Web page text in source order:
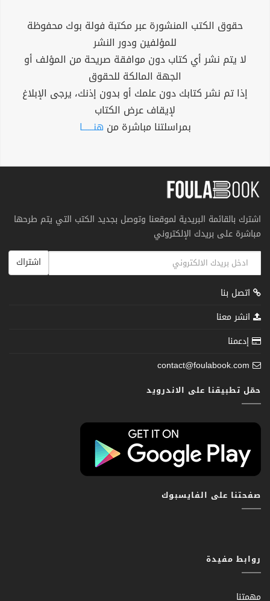
حقوق الكتب المنشورة عبر مكتبة فولة بوك محفوظة
للمؤلفين ودور النشر
لا يتم نشر أي كتاب دون موافقة صريحة من المؤلف أو
الجهة المالكة للحقوق
إذا تم نشر كتابك دون علمك أو بدون إذنك، يرجى الإبلاغ
لإيقاف عرض الكتاب
بمراسلتنا مباشرة من هنــــــا
اشترك بالقائمة البريدية لموقعنا وتوصل بجديد الكتب التي يتم طرحها
مباشرة على بريدك الإلكتروني
اشتراك
اتصل بنا
انشر معنا
إدعمنا
contact@foulabook.com
حمّل تطبيقنا على الاندرويد
صفحتنا على الفايسبوك
روابط مفيدة
مهمتنا